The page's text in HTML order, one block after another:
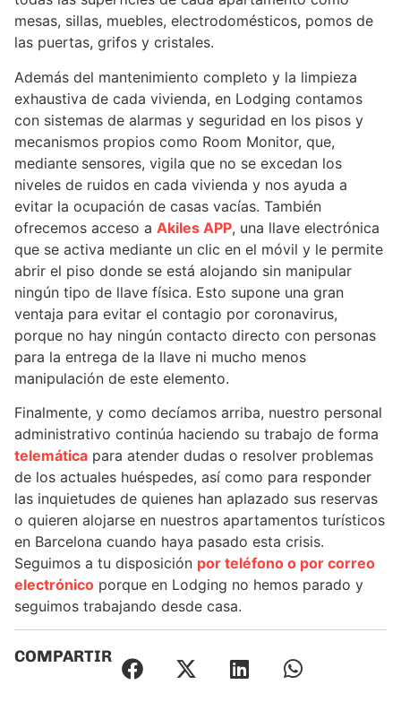
mesas, sillas, muebles, electrodomésticos, pomos de
las puertas, grifos y cristales.
Además del mantenimiento completo y la limpieza
exhaustiva de cada vivienda, en Lodging contamos
con sistemas de alarmas y seguridad en los pisos y
mecanismos propios como Room Monitor, que,
mediante sensores, vigila que no se excedan los
niveles de ruidos en cada vivienda y nos ayuda a
evitar la ocupación de casas vacías. También
ofrecemos acceso a Akiles APP, una llave electrónica
que se activa mediante un clic en el móvil y le permite
abrir el piso donde se está alojando sin manipular
ningún tipo de llave física. Esto supone una gran
ventaja para evitar el contagio por coronavirus,
porque no hay ningún contacto directo con personas
para la entrega de la llave ni mucho menos
manipulación de este elemento.
Finalmente, y como decíamos arriba, nuestro personal
administrativo continúa haciendo su trabajo de forma
telemática para atender dudas o resolver problemas
de los actuales huéspedes, así como para responder
las inquietudes de quienes han aplazado sus reservas
o quieren alojarse en nuestros apartamentos turísticos
en Barcelona cuando haya pasado esta crisis.
Seguimos a tu disposición por teléfono o por correo
electrónico porque en Lodging no hemos parado y
seguimos trabajando desde casa.
COMPARTIR